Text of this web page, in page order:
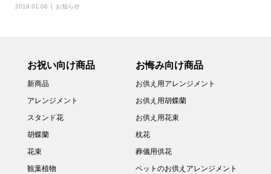
2019.01.06 お知らせ
お祝い向け商品
新商品
アレンジメント
スタンド花
胡蝶蘭
花束
観葉植物
お悔み向け商品
お供え用アレンジメント
お供え用胡蝶蘭
お供え用花束
枕花
葬儀用供花
ペットのお供えアレンジメント